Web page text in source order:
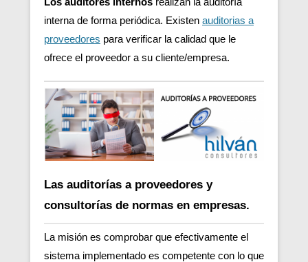
interna de forma periódica. Existen auditorias a
proveedores para verificar la calidad que le
ofrece el proveedor a su cliente/empresa.
Las auditorías a proveedores y
consultorías de normas en empresas.
La misión es comprobar que efectivamente el
sistema implementado es competente con lo que